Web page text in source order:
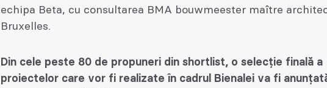
echipa Beta, cu consultarea BMA bouwmeester maître
Bruxelles.
Din cele peste 80 de propuneri din shortlist, o selecție finală a
proiectelor care vor fi realizate în cadrul Bienalei va fi